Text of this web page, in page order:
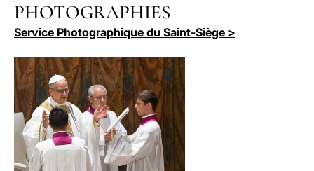
PHOTOGRAPHIES
Service Photographique du Saint-Siège >